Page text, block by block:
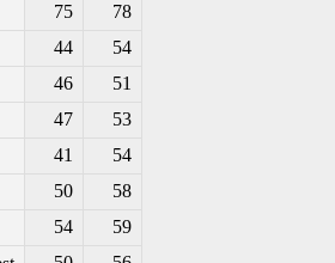
75
78
44
54
46
51
47
53
41
54
50
58
54
59